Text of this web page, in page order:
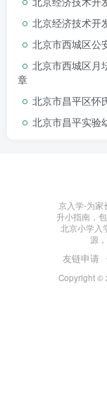
丽的漕运古镇张
隶属于通州区教
积9090㎡，建筑
资力量雄厚、办
北京经济技术开
北京市西城区公
北京市西城区月
章
北京市昌平区怀
北京市昌平实验
京入学-为家
升小指南，
北京小学入
源
友链申请
Copyright ©